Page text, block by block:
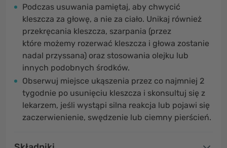
Podczas usuwania pamiętaj, aby chwycić
kleszcza za głowę, a nie za ciało. Unikaj również
przekręcania kleszcza, szarpania (przez
które możemy rozerwać kleszcza i głowa zostanie
nadal przyssana) oraz stosowania olejku lub
innych podobnych środków.
Obserwuj miejsce ukąszenia przez co najmniej 2
tygodnie po usunięciu kleszcza i skonsultuj się z
lekarzem, jeśli wystąpi silna reakcja lub pojawi się
zaczerwienienie, swędzenie lub ciemny pierścień.